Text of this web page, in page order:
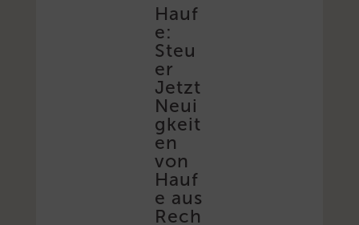
Hauf
e:
Steu
er
Jetzt
Neui
gkeit
en
von
Hauf
e aus
Rech